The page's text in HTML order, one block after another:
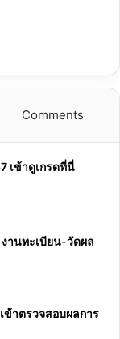
Comments
เข้าดูเกรดที่นี่
งานทะเบียน-วัดผล
ข้าตรวจสอบผลการ